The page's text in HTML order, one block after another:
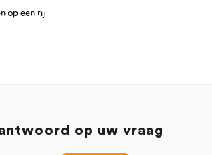
op een rij
op uw vraag